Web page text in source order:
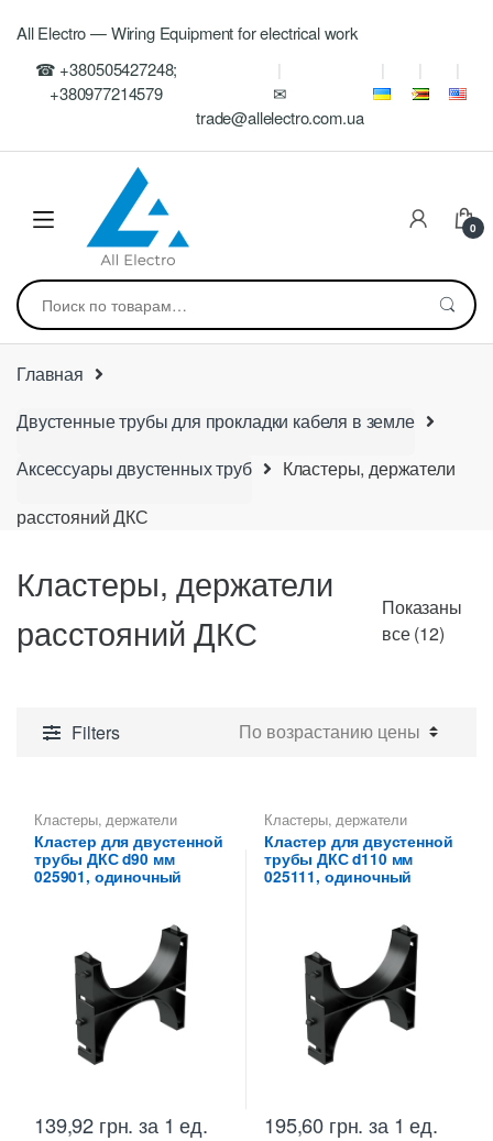
navigation
content
All Electro — Wiring Equipment for electrical work
☎ +380505427248;
+380977214579
✉
trade@allelectro.com.ua
0
Искать:
Главная
Двустенные трубы для прокладки кабеля в земле
Аксессуары двустенных труб
Кластеры, держатели
расстояний ДКС
Кластеры, держатели
расстояний ДКС
Показаны
все (12)Цены:
Filters
Кластеры, держатели
расстояний ДКС
Кластер для двустенной
трубы ДКС d90 мм
025901, одиночный
139,92 грн. за 1 ед.
Кластеры, держатели
расстояний ДКС
Кластер для двустенной
трубы ДКС d110 мм
025111, одиночный
195,60 грн. за 1 ед.